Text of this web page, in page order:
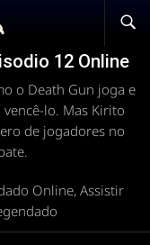
12 Online
o Death Gun joga e
lo. Mas Kirito
de jogadores no
Online, Assistir